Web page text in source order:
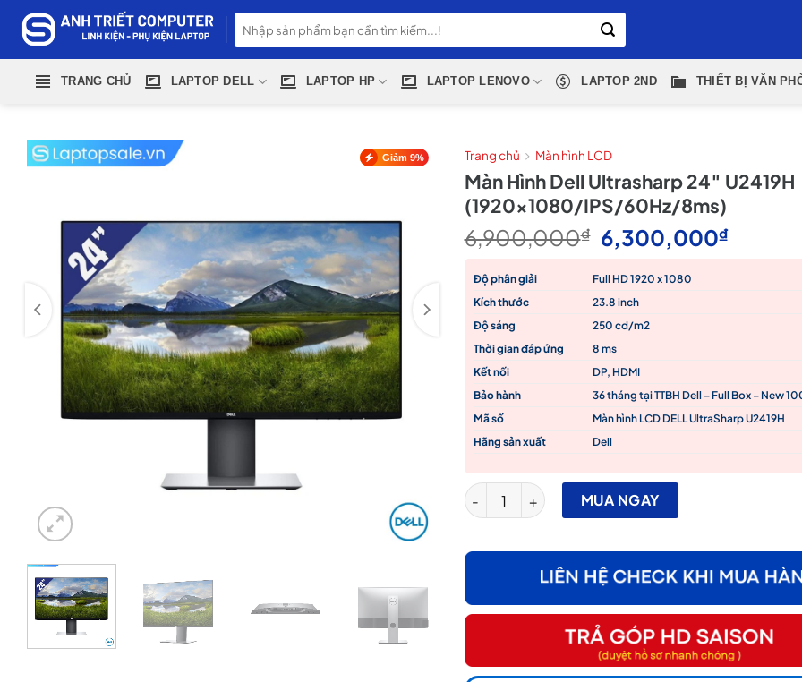
content
kiếm:
TRANG CHỦ LAPTOP DELL LAPTOP HP LAPTOP LENOVO LAPTOP 2ND THIẾT BỊ VĂN
Giảm 9% Trang chủ Màn hình LCD
Màn Hình Dell Ultrasharp 24″ U2419H
(1920×1080/IPS/60Hz/8ms)
6,900,000₫ Giá
gốc
là:
6,900,000₫.
6,300,000₫Giá
Độ phân giải
Full HD 1920 x 1080
Kích thước
23.8 inch
Độ sáng
250 cd/m2
Thời gian đáp ứng
8 ms
Kết nối
DP, HDMI
Bảo hành
36 tháng tại TTBH Dell – Full Box – New
Mã số
Màn hình LCD DELL UltraSharp U2419H
Hãng sản xuất
Dell
Màn Hình Dell Ultrasharp 24" U2419H (1920x1080/
MUA NGAY